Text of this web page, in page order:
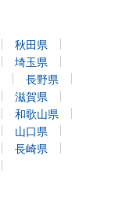
秋田県
埼玉県
長野県
滋賀県
和歌山県
山口県
長崎県